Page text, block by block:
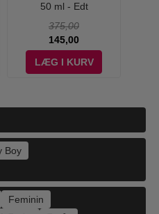
50 ml - Edt
375,00
145,00
LÆG I KURV
Boy
Feminin